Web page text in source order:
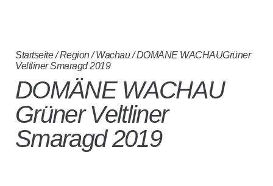
Startseite/Region/Wachau/ DOMÄNE WACHAUGrüner
Veltliner Smaragd 2019
DOMÄNE WACHAU
Grüner Veltliner
Smaragd 2019